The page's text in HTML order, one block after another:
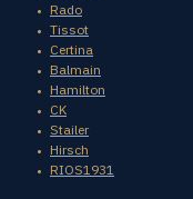
Rado
Tissot
Certina
Balmain
Hamilton
CK
Stailer
Hirsch
RIOS1931